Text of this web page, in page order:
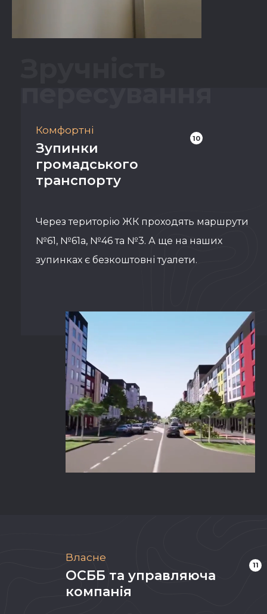
Комфортні
Зупинки
громадського
транспорту
10
Через територію ЖК проходять маршрути
№61, №61а, №46 та №3. А ще на наших
зупинках є безкоштовні туалети.
Власне
ОСББ та управляюча
компанія
11